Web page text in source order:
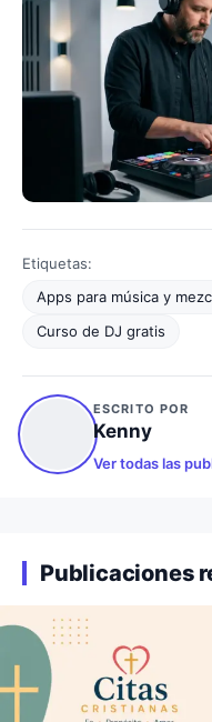
Etiquetas:
Apps para música y
Curso de DJ gratis
ESCRITO POR
Kenny
Ver todas las
Publicaciones